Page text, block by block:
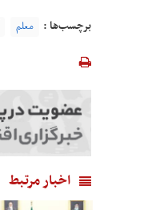
برچسب‌ها : معلم
اخبار مرتبط